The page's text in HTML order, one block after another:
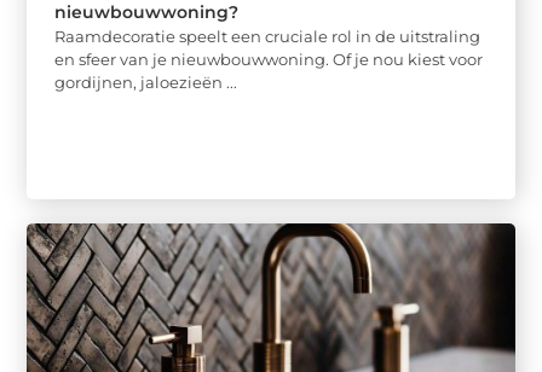
nieuwbouwwoning?
Raamdecoratie speelt een cruciale rol in de uitstraling
en sfeer van je nieuwbouwwoning. Of je nou kiest voor
gordijnen, jaloezieën ...